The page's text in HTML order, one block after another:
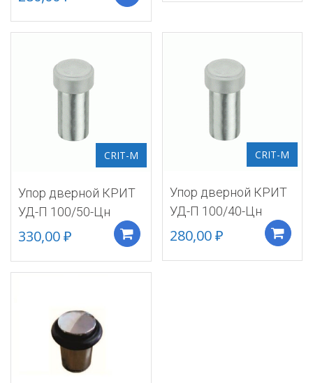
CRIT-M
Упор дверной КРИТ
УД-П 100/50-Цн
330,00₽ Добавить в корзину
CRIT-M
Упор дверной КРИТ
УД-П 100/40-Цн
280,00₽